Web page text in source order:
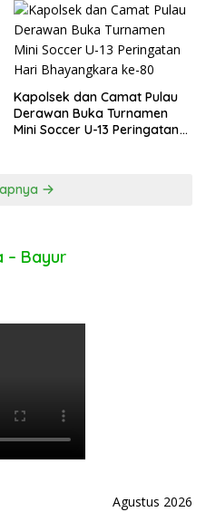
Kapolsek dan Camat Pulau
Derawan Buka Turnamen
Mini Soccer U-13 Peringatan
– Bayur
Agustus 2026